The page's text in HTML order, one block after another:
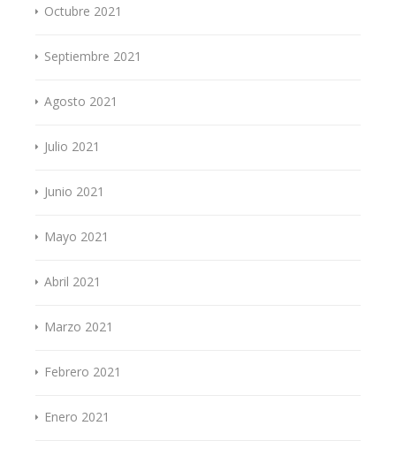
Octubre 2021
Septiembre 2021
Agosto 2021
Julio 2021
Junio 2021
Mayo 2021
Abril 2021
Marzo 2021
Febrero 2021
Enero 2021